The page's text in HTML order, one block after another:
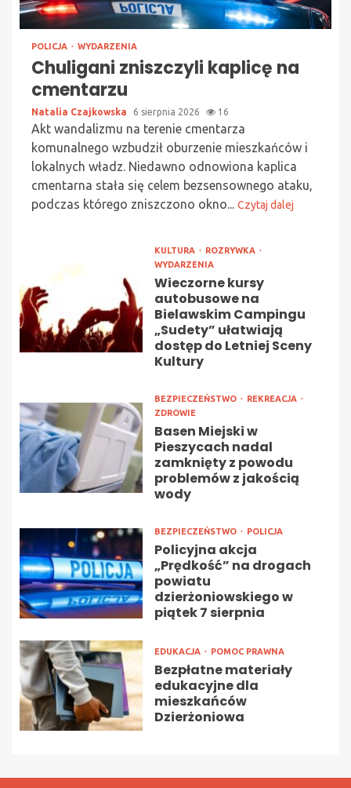
POLICJA WYDARZENIA
Chuligani zniszczyli kaplicę na
cmentarzu
Natalia Czajkowska 6 sierpnia 2026 16
Akt wandalizmu na terenie cmentarza
komunalnego wzbudził oburzenie mieszkańców i
lokalnych władz. Niedawno odnowiona kaplica
cmentarna stała się celem bezsensownego ataku,
podczas którego zniszczono okno... Czytaj dalej
KULTURA
ROZRYWKA
WYDARZENIA
Wieczorne kursy
autobusowe na
Bielawskim Campingu
„Sudety” ułatwiają
dostęp do Letniej Sceny
Kultury
BEZPIECZEŃSTWO
REKREACJA
ZDROWIE
Basen Miejski w
Pieszycach nadal
zamknięty z powodu
problemów z jakością
wody
BEZPIECZEŃSTWO POLICJA
Policyjna akcja
„Prędkość” na drogach
powiatu
dzierżoniowskiego w
piątek 7 sierpnia
EDUKACJA POMOC PRAWNA
Bezpłatne materiały
edukacyjne dla
mieszkańców
Dzierżoniowa